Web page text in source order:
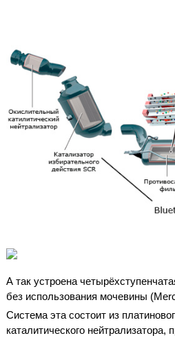
А так устроена
без использования мочевины
Система эта состоит из
каталитического нейтрализатора,